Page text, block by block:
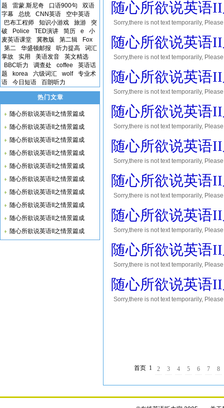
随心所欲说英语
Sorry,there is not text temporarily,
随心所欲说英语
Sorry,there is not text temporarily,
随心所欲说英语
Sorry,there is not text temporarily,
随心所欲说英语
Sorry,there is not text temporarily,
随心所欲说英语
Sorry,there is not text temporarily,
随心所欲说英语
Sorry,there is not text temporarily,
随心所欲说英语
Sorry,there is not text temporarily,
随心所欲说英语
Sorry,there is not text temporarily,
随心所欲说英语
Sorry,there is not text temporarily,
首页 1 2 3 4 5 6 7 8
题
雷蒙.斯尼奇 口语900句
双语
字幕
总统 CNN英语
空中英语
巴布工程师
知识小游戏 旅游
突
破
Police TED演讲 简历 e
小
麦英语课堂
冀教版 第二辑
Fox
第二
华盛顿邮报 听力提高
词汇
掌故
实用 美语发音
英文精选
BBC听力
调查处 coffee
英语话
题
korea 六级词汇 wolf
专业术
语
今日短语 百朗听力
热门文章
随心所欲说英语II之情景篇成
随心所欲说英语II之情景篇成
随心所欲说英语II之情景篇成
随心所欲说英语II之情景篇成
随心所欲说英语II之情景篇成
随心所欲说英语II之情景篇成
随心所欲说英语II之情景篇成
随心所欲说英语II之情景篇成
随心所欲说英语II之情景篇成
随心所欲说英语II之情景篇成